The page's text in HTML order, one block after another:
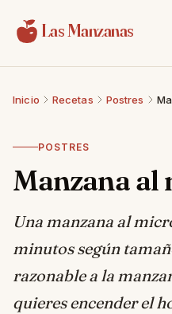
Las Manzanas
Inicio Recetas Postres
POSTRES
Manzana al
Una manzana al
minutos según
razonable a la
quieres encender el